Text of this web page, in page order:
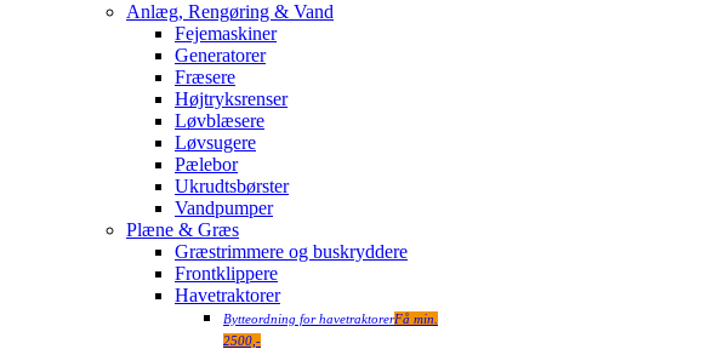
Anlæg, Rengøring & Vand
Fejemaskiner
Generatorer
Fræsere
Højtryksrenser
Løvblæsere
Løvsugere
Pælebor
Ukrudtsbørster
Vandpumper
Plæne & Græs
Græstrimmere og buskryddere
Frontklippere
Havetraktorer
Bytteordning for havetraktorerFå min.
2500,-